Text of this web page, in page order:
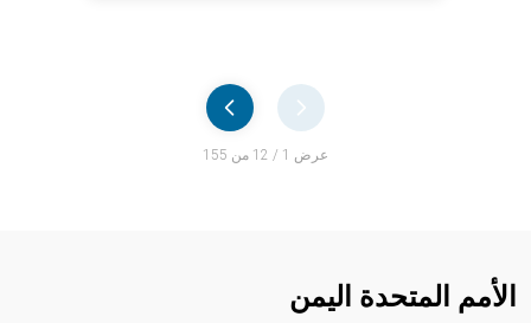
عرض 1 / 12 من 155
الأمم المتحدة اليمن